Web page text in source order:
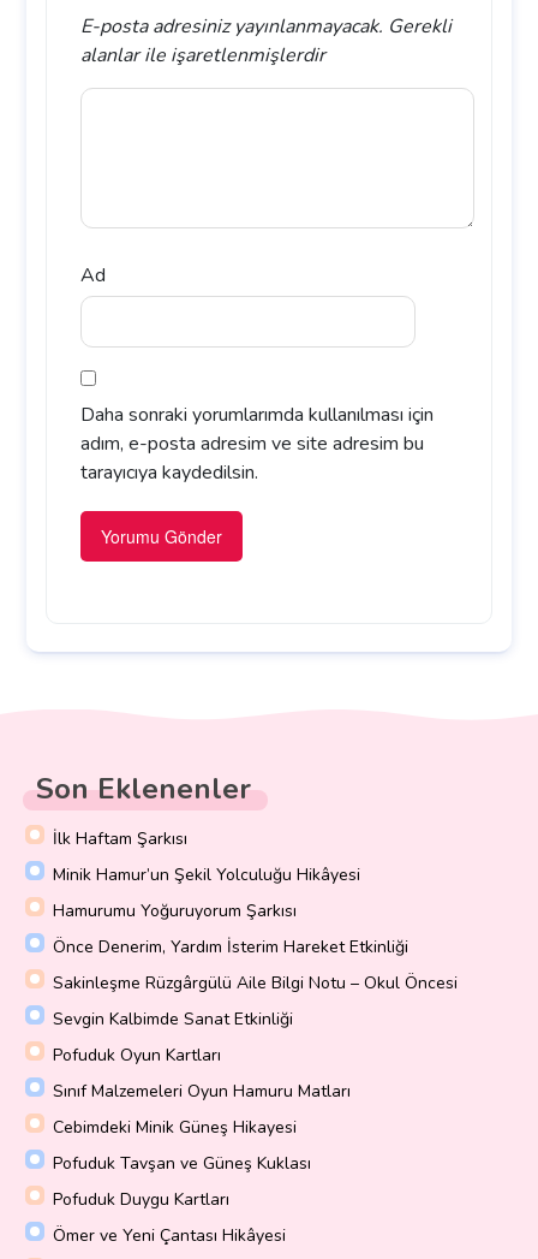
E-posta adresiniz yayınlanmayacak. Gerekli
alanlarile işaretlenmişlerdir
Ad
Daha sonraki yorumlarımda kullanılması için
adım, e-posta adresim ve site adresim bu
tarayıcıya kaydedilsin.
Son Eklenenler
İlk Haftam Şarkısı
Minik Hamur’un Şekil Yolculuğu Hikâyesi
Hamurumu Yoğuruyorum Şarkısı
Önce Denerim, Yardım İsterim Hareket Etkinliği
Sakinleşme Rüzgârgülü Aile Bilgi Notu – Okul Öncesi
Sevgin Kalbimde Sanat Etkinliği
Pofuduk Oyun Kartları
Sınıf Malzemeleri Oyun Hamuru Matları
Cebimdeki Minik Güneş Hikayesi
Pofuduk Tavşan ve Güneş Kuklası
Pofuduk Duygu Kartları
Ömer ve Yeni Çantası Hikâyesi